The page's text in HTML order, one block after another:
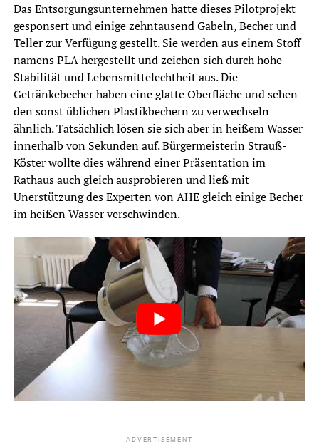
Das Entsorgungsunternehmen hatte dieses Pilotprojekt
gesponsert und einige zehntausend Gabeln, Becher und
Teller zur Verfügung gestellt. Sie werden aus einem Stoff
namens PLA hergestellt und zeichen sich durch hohe
Stabilität und Lebensmittelechtheit aus. Die
Getränkebecher haben eine glatte Oberfläche und sehen
den sonst üblichen Plastikbechern zu verwechseln
ähnlich. Tatsächlich lösen sie sich aber in heißem Wasser
innerhalb von Sekunden auf. Bürgermeisterin Strauß-
Köster wollte dies während einer Präsentation im
Rathaus auch gleich ausprobieren und ließ mit
Unerstützung des Experten von AHE gleich einige Becher
im heißen Wasser verschwinden.
ADVERTISEMENT